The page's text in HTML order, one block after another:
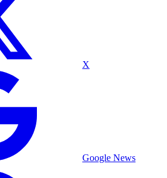
X
Google News